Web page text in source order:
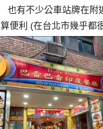
也有不少公車站牌在附
便利 (在台北市幾乎都